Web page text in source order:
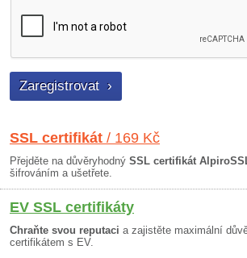
SSL certifikát / 169 Kč
Přejděte na důvěryhodný SSL certifikát
šifrováním a ušetřete.
EV SSL certifikáty
Chraňte svou reputaci a zajistěte maximální
certifikátem s EV.